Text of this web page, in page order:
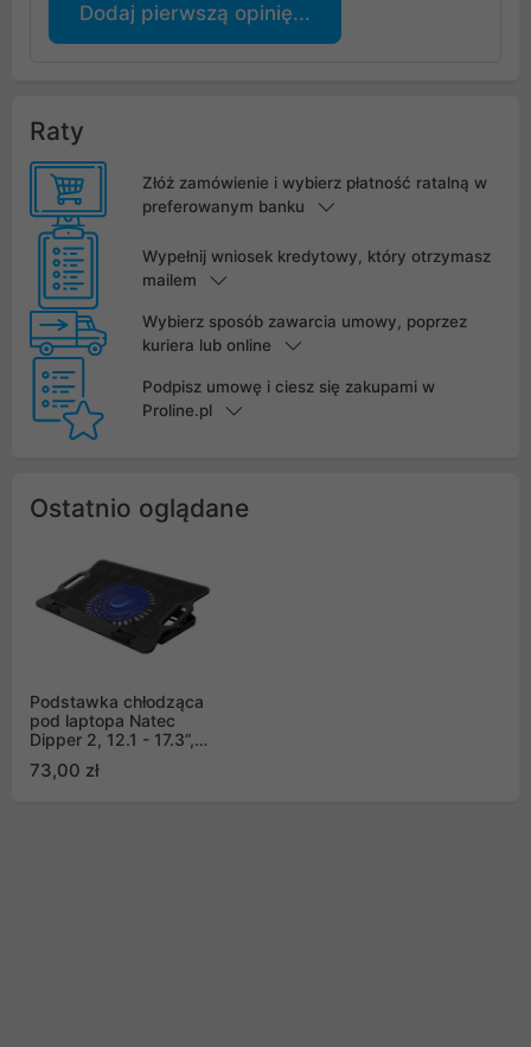
Dodaj pierwszą opinię...
Raty
Złóż zamówienie i wybierz płatność ratalną w
preferowanym banku
Wypełnij wniosek kredytowy, który otrzymasz
mailem
Wybierz sposób zawarcia umowy, poprzez
kuriera lub online
Podpisz umowę i ciesz się zakupami w
Proline.pl
Ostatnio oglądane
Podstawka chłodząca
pod laptopa Natec
Dipper 2, 12.1 - 17.3”,
(NPL-2252)
73,00 zł